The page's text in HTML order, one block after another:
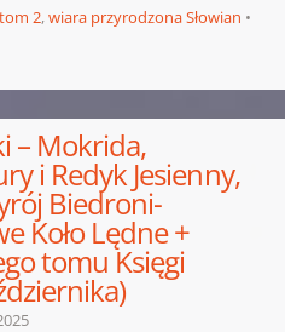
2,wiara przyrodzona Słowian
– Mokrida,
i Redyk Jesienny,
Biedroni-
Koło Lędne +
tomu Księgi